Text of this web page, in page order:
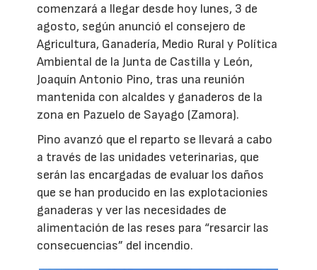
comenzará a llegar desde hoy lunes, 3 de
agosto, según anunció el consejero de
Agricultura, Ganadería, Medio Rural y Política
Ambiental de la Junta de Castilla y León,
Joaquín Antonio Pino, tras una reunión
mantenida con alcaldes y ganaderos de la
zona en Pazuelo de Sayago (Zamora).
Pino avanzó que el reparto se llevará a cabo
a través de las unidades veterinarias, que
serán las encargadas de evaluar los daños
que se han producido en las explotacionies
ganaderas y ver las necesidades de
alimentación de las reses para “resarcir las
consecuencias” del incendio.